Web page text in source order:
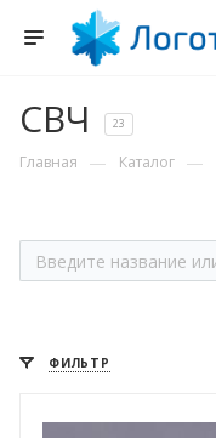
СВЧ 23
Главная — Каталог —
ФИЛЬТР